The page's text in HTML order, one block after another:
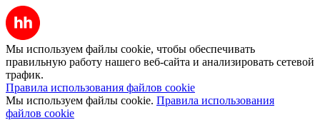
Мы используем файлы cookie, чтобы обеспечивать
правильную работу нашего веб-сайта и анализировать сетевой
трафик.
Правила использования файлов cookie
Мы используем файлы cookie. Правила использования
файлов cookie